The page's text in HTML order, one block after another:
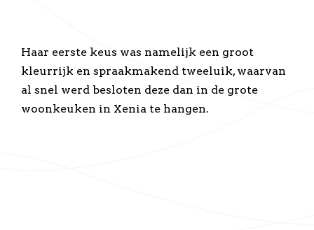
Haar eerste keus was namelijk een groot
kleurrijk en spraakmakend tweeluik, waarvan
al snel werd besloten deze dan in de grote
woonkeuken in Xenia te hangen.